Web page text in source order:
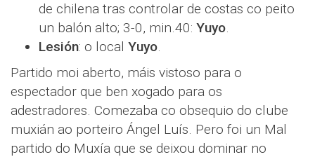
de chilena tras controlar de costas co peito
un balón alto; 3-0, min.40: Yuyo.
Lesión: o local Yuyo.
Partido moi aberto, máis vistoso para o
espectador que ben xogado para os
adestradores. Comezaba co obsequio do clube
muxián ao porteiro Ángel Luís. Pero foi un Mal
partido do Muxía que se deixou dominar no